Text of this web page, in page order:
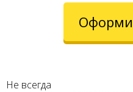
Не всегда